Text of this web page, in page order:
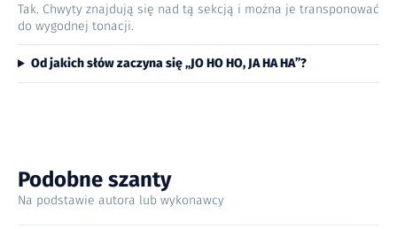
Tak. Chwyty znajdują się nad tą sekcją i można je transponować
do wygodnej tonacji.
Od jakich słów zaczyna się „JO HO HO, JA HA HA”?
Podobne szanty
Na podstawie autora lub wykonawcy